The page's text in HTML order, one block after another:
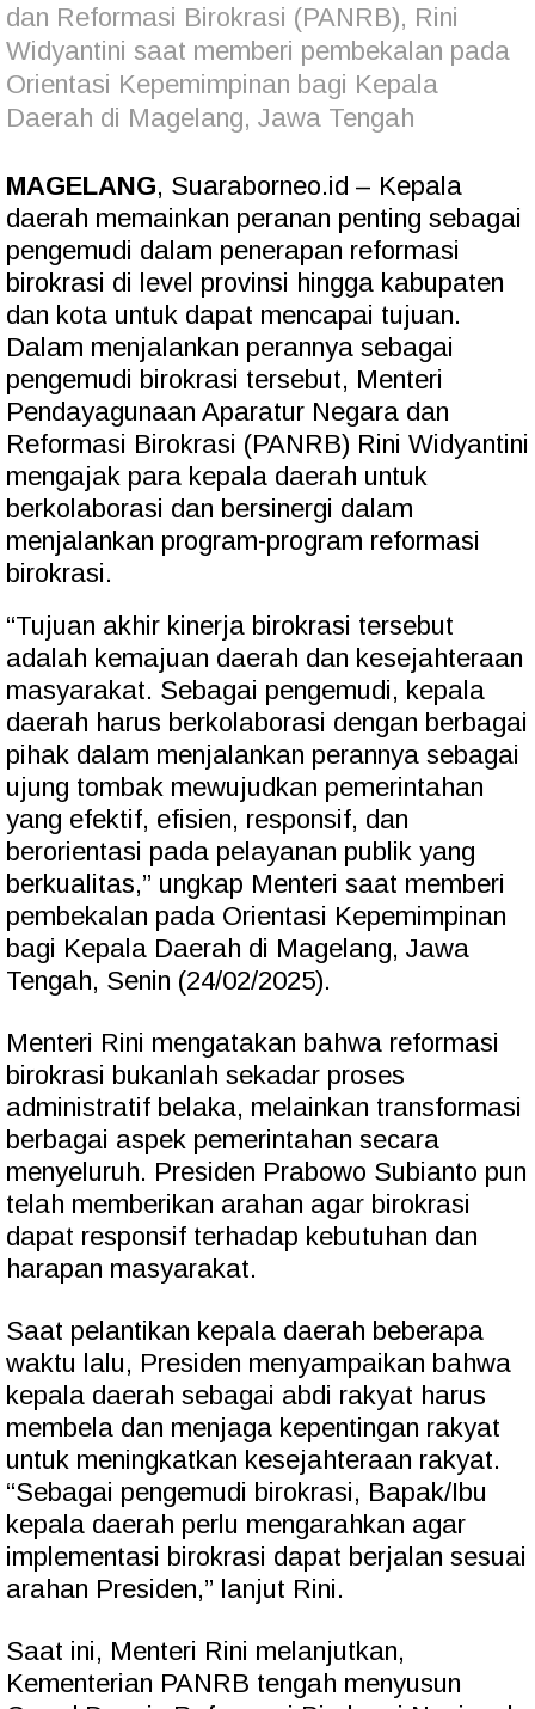
dan Reformasi Birokrasi (PANRB), Rini
Widyantini saat memberi pembekalan pada
Orientasi Kepemimpinan bagi Kepala
Daerah di Magelang, Jawa Tengah
MAGELANG, Suaraborneo.id – Kepala
daerah memainkan peranan penting sebagai
pengemudi dalam penerapan reformasi
birokrasi di level provinsi hingga kabupaten
dan kota untuk dapat mencapai tujuan.
Dalam menjalankan perannya sebagai
pengemudi birokrasi tersebut, Menteri
Pendayagunaan Aparatur Negara dan
Reformasi Birokrasi (PANRB) Rini Widyantini
mengajak para kepala daerah untuk
berkolaborasi dan bersinergi dalam
menjalankan program-program reformasi
birokrasi.
“Tujuan akhir kinerja birokrasi tersebut
adalah kemajuan daerah dan kesejahteraan
masyarakat. Sebagai pengemudi, kepala
daerah harus berkolaborasi dengan berbagai
pihak dalam menjalankan perannya sebagai
ujung tombak mewujudkan pemerintahan
yang efektif, efisien, responsif, dan
berorientasi pada pelayanan publik yang
berkualitas,” ungkap Menteri saat memberi
pembekalan pada Orientasi Kepemimpinan
bagi Kepala Daerah di Magelang, Jawa
Tengah, Senin (24/02/2025).
Menteri Rini mengatakan bahwa reformasi
birokrasi bukanlah sekadar proses
administratif belaka, melainkan transformasi
berbagai aspek pemerintahan secara
menyeluruh. Presiden Prabowo Subianto pun
telah memberikan arahan agar birokrasi
dapat responsif terhadap kebutuhan dan
harapan masyarakat.
Saat pelantikan kepala daerah beberapa
waktu lalu, Presiden menyampaikan bahwa
kepala daerah sebagai abdi rakyat harus
membela dan menjaga kepentingan rakyat
untuk meningkatkan kesejahteraan rakyat.
“Sebagai pengemudi birokrasi, Bapak/Ibu
kepala daerah perlu mengarahkan agar
implementasi birokrasi dapat berjalan sesuai
arahan Presiden,” lanjut Rini.
Saat ini, Menteri Rini melanjutkan,
Kementerian PANRB tengah menyusun